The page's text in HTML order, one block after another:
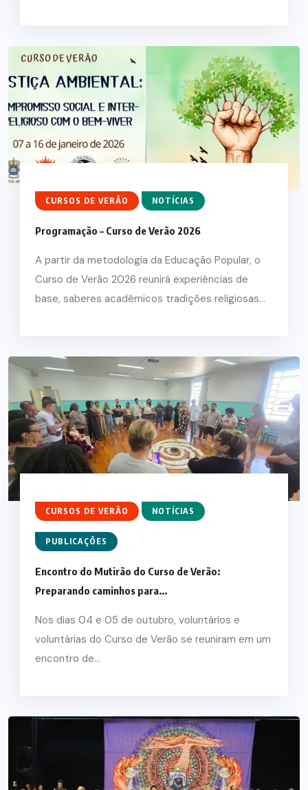
CURSOS DE VERÃO NOTÍCIAS
Programação – Curso de Verão 2026
A partir da metodologia da Educação Popular, o
Curso de Verão 2026 reunirá experiências de
base, saberes acadêmicos tradições religiosas...
CURSOS DE VERÃO NOTÍCIAS
PUBLICAÇÕES
Encontro do Mutirão do Curso de Verão:
Preparando caminhos para...
Nos dias 04 e 05 de outubro, voluntários e
voluntárias do Curso de Verão se reuniram em um
encontro de...